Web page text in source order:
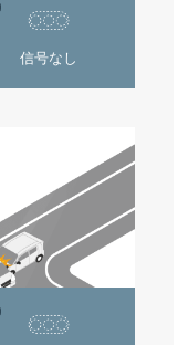
信号なし